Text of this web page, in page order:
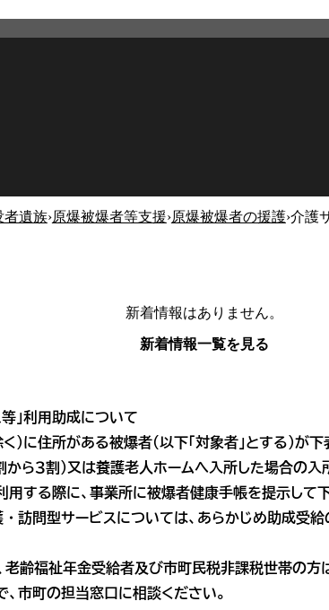
者遺族›原爆被爆者等支援›原爆被爆者の援護›介護
新着情報はありません。
新着情報一覧を見る
」利用助成について
）に住所がある被爆者（以下「対象者」とする）が
から３割）又は養護老人ホームへ入所した場合の
する際に、事業所に被爆者健康手帳を提示して下
訪問型サービスについては、あらかじめ助成受
齢福祉年金受給者及び市町民税非課税世帯の方
市町の担当窓口に相談ください。